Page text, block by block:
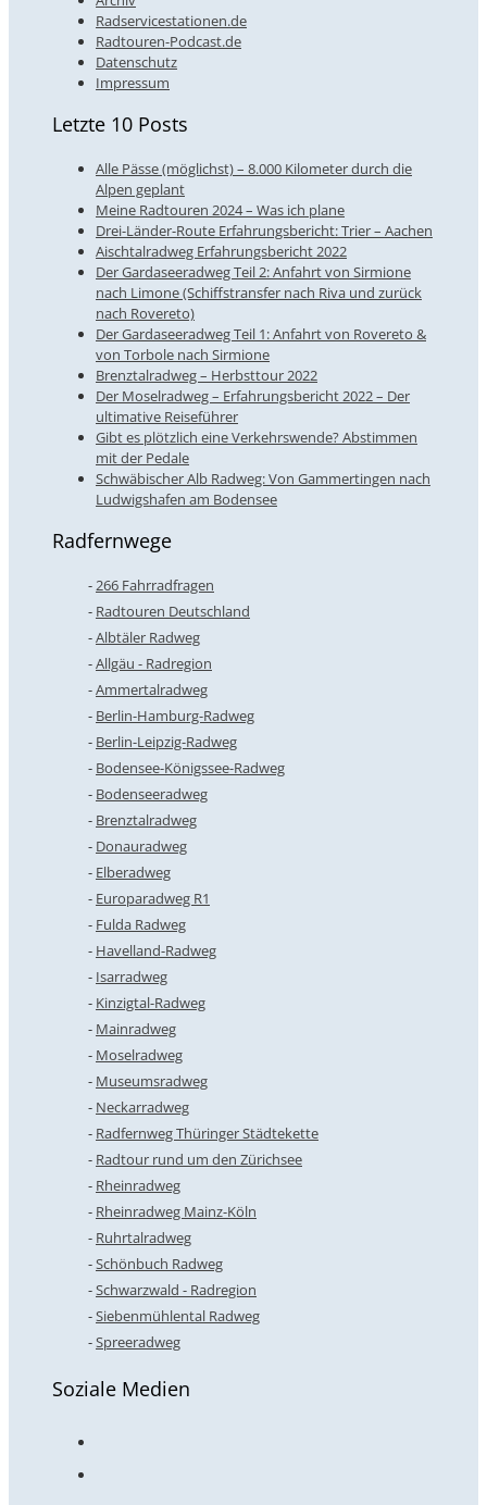
Radservicestationen.de
Radtouren-Podcast.de
Datenschutz
Impressum
Letzte 10 Posts
Alle Pässe (möglichst) – 8.000 Kilometer durch die
Alpen geplant
Meine Radtouren 2024 – Was ich plane
Drei-Länder-Route Erfahrungsbericht: Trier – Aachen
Aischtalradweg Erfahrungsbericht 2022
Der Gardaseeradweg Teil 2: Anfahrt von Sirmione
nach Limone (Schiffstransfer nach Riva und zurück
nach Rovereto)
Der Gardaseeradweg Teil 1: Anfahrt von Rovereto &
von Torbole nach Sirmione
Brenztalradweg – Herbsttour 2022
Der Moselradweg – Erfahrungsbericht 2022 – Der
ultimative Reiseführer
Gibt es plötzlich eine Verkehrswende? Abstimmen
mit der Pedale
Schwäbischer Alb Radweg: Von Gammertingen nach
Ludwigshafen am Bodensee
Radfernwege
266 Fahrradfragen
Radtouren Deutschland
Albtäler Radweg
Allgäu - Radregion
Ammertalradweg
Berlin-Hamburg-Radweg
Berlin-Leipzig-Radweg
Bodensee-Königssee-Radweg
Bodenseeradweg
Brenztalradweg
Donauradweg
Elberadweg
Europaradweg R1
Fulda Radweg
Havelland-Radweg
Isarradweg
Kinzigtal-Radweg
Mainradweg
Moselradweg
Museumsradweg
Neckarradweg
Radfernweg Thüringer Städtekette
Radtour rund um den Zürichsee
Rheinradweg
Rheinradweg Mainz-Köln
Ruhrtalradweg
Schönbuch Radweg
Schwarzwald - Radregion
Siebenmühlental Radweg
Spreeradweg
Soziale Medien